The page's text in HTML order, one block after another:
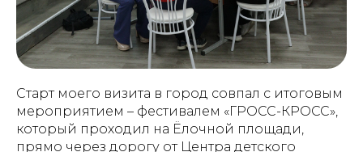
Старт моего визита в город совпал с итоговым
мероприятием – фестивалем «ГРОСС-КРОСС»,
который проходил на Ёлочной площади,
прямо через дорогу от Центра детского